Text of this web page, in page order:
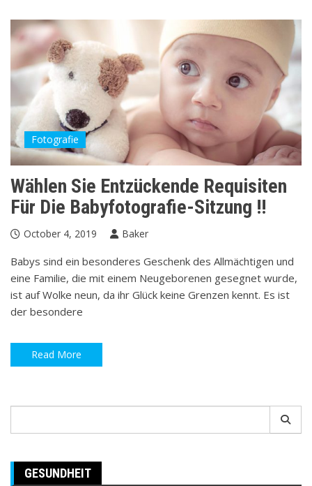
Fotografie
Wählen Sie Entzückende Requisiten
Für Die Babyfotografie-Sitzung !!
October 4, 2019 Baker
Babys sind ein besonderes Geschenk des Allmächtigen und
eine Familie, die mit einem Neugeborenen gesegnet wurde,
ist auf Wolke neun, da ihr Glück keine Grenzen kennt. Es ist
der besondere
Read More
for:
GESUNDHEIT